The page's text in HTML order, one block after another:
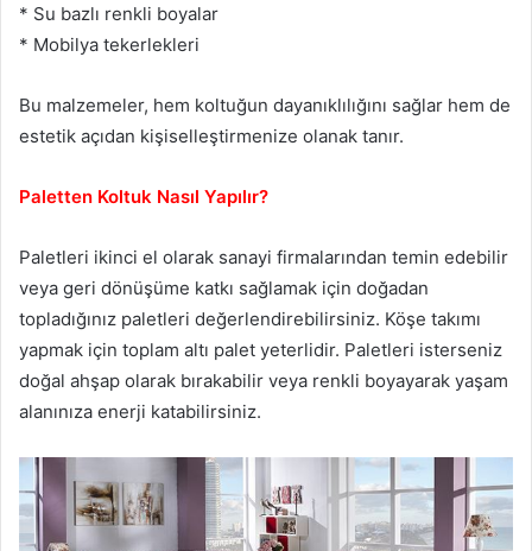
* Su bazlı renkli boyalar
* Mobilya tekerlekleri
Bu malzemeler, hem koltuğun dayanıklılığını sağlar hem de
estetik açıdan kişiselleştirmenize olanak tanır.
Paletten Koltuk Nasıl Yapılır?
Paletleri ikinci el olarak sanayi firmalarından temin edebilir
veya geri dönüşüme katkı sağlamak için doğadan
topladığınız paletleri değerlendirebilirsiniz. Köşe takımı
yapmak için toplam altı palet yeterlidir. Paletleri isterseniz
doğal ahşap olarak bırakabilir veya renkli boyayarak yaşam
alanınıza enerji katabilirsiniz.